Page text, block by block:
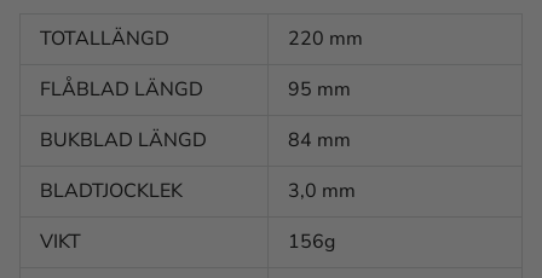
TOTALLÄNGD
220 mm
FLÅBLAD LÄNGD
95 mm
BUKBLAD LÄNGD
84 mm
BLADTJOCKLEK
3,0 mm
VIKT
156g